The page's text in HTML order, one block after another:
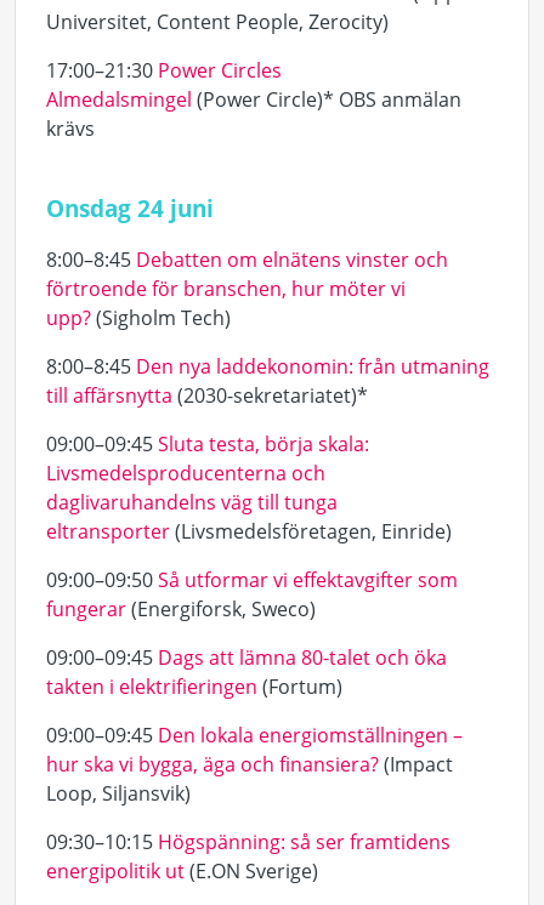
Universitet, Content People, Zerocity)
17:00–21:30 Power Circles
Almedalsmingel (Power Circle)* OBS anmälan
krävs
Onsdag 24 juni
8:00–8:45 Debatten om elnätens vinster och
förtroende för branschen, hur möter vi
upp?(Sigholm Tech)
8:00–8:45 Den nya laddekonomin: från utmaning
till affärsnytta (2030-sekretariatet)*
09:00–09:45Sluta testa, börja skala:
Livsmedelsproducenterna och
daglivaruhandelns väg till tunga
eltransporter(Livsmedelsföretagen, Einride)
09:00–09:50Så utformar vi effektavgifter som
fungerar(Energiforsk, Sweco)
09:00–09:45 Dags att lämna 80-talet och öka
takten i elektrifieringen (Fortum)
09:00–09:45 Den lokala energiomställningen –
hur ska vi bygga, äga och finansiera?(Impact
Loop, Siljansvik)
09:30–10:15 Högspänning: så ser framtidens
energipolitik ut(E.ON Sverige)